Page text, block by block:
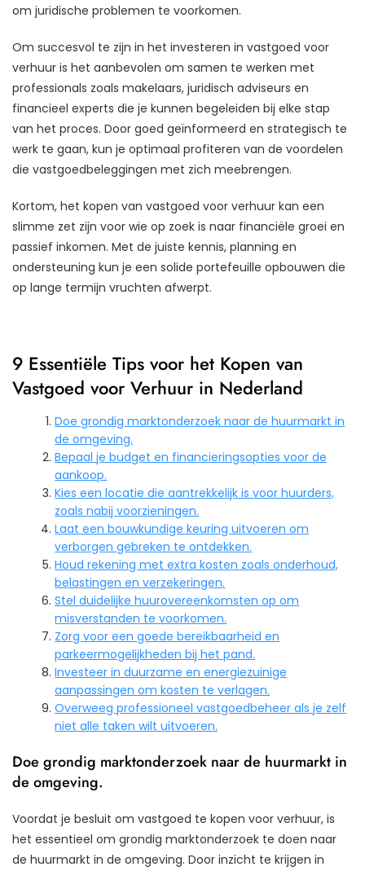
om juridische problemen te voorkomen.
Om succesvol te zijn in het investeren in vastgoed voor
verhuur is het aanbevolen om samen te werken met
professionals zoals makelaars, juridisch adviseurs en
financieel experts die je kunnen begeleiden bij elke stap
van het proces. Door goed geïnformeerd en strategisch te
werk te gaan, kun je optimaal profiteren van de voordelen
die vastgoedbeleggingen met zich meebrengen.
Kortom, het kopen van vastgoed voor verhuur kan een
slimme zet zijn voor wie op zoek is naar financiële groei en
passief inkomen. Met de juiste kennis, planning en
ondersteuning kun je een solide portefeuille opbouwen die
op lange termijn vruchten afwerpt.
9 Essentiële Tips voor het Kopen van
Vastgoed voor Verhuur in Nederland
Doe grondig marktonderzoek naar de huurmarkt in
de omgeving.
Bepaal je budget en financieringsopties voor de
aankoop.
Kies een locatie die aantrekkelijk is voor huurders,
zoals nabij voorzieningen.
Laat een bouwkundige keuring uitvoeren om
verborgen gebreken te ontdekken.
Houd rekening met extra kosten zoals onderhoud,
belastingen en verzekeringen.
Stel duidelijke huurovereenkomsten op om
misverstanden te voorkomen.
Zorg voor een goede bereikbaarheid en
parkeermogelijkheden bij het pand.
Investeer in duurzame en energiezuinige
aanpassingen om kosten te verlagen.
Overweeg professioneel vastgoedbeheer als je zelf
niet alle taken wilt uitvoeren.
Doe grondig marktonderzoek naar de huurmarkt in
de omgeving.
Voordat je besluit om vastgoed te kopen voor verhuur, is
het essentieel om grondig marktonderzoek te doen naar
de huurmarkt in de omgeving. Door inzicht te krijgen in